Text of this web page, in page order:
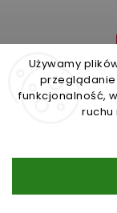
Używamy
funkcjonalność,
ruchu